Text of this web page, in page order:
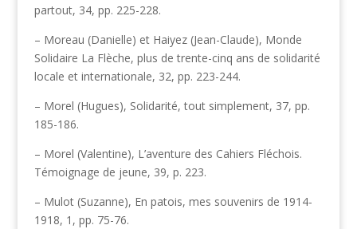
partout, 34, pp. 225-228.
– Moreau (Danielle) et Haiyez (Jean-Claude), Monde
Solidaire La Flèche, plus de trente-cinq ans de solidarité
locale et internationale, 32, pp. 223-244.
– Morel (Hugues), Solidarité, tout simplement, 37, pp.
185-186.
– Morel (Valentine), L’aventure des Cahiers Fléchois.
Témoignage de jeune, 39, p. 223.
– Mulot (Suzanne), En patois, mes souvenirs de 1914-
1918, 1, pp. 75-76.